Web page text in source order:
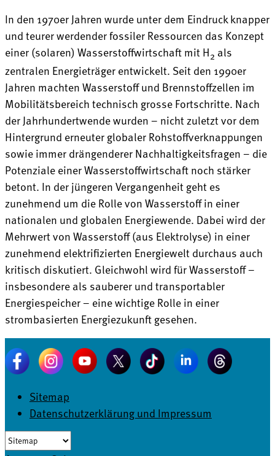
In den 1970er Jahren wurde unter dem Eindruck knapper
und teurer werdender fossiler Ressourcen das Konzept
einer (solaren) Wasserstoffwirtschaft mit H2 als
zentralen Energieträger entwickelt. Seit den 1990er
Jahren machten Wasserstoff und Brennstoffzellen im
Mobilitätsbereich technisch grosse Fortschritte. Nach
der Jahrhundertwende wurden – nicht zuletzt vor dem
Hintergrund erneuter globaler Rohstoffverknappungen
sowie immer drängenderer Nachhaltigkeitsfragen – die
Potenziale einer Wasserstoffwirtschaft noch stärker
betont. In der jüngeren Vergangenheit geht es
zunehmend um die Rolle von Wasserstoff in einer
nationalen und globalen Energiewende. Dabei wird der
Mehrwert von Wasserstoff (aus Elektrolyse) in einer
zunehmend elektrifizierten Energiewelt durchaus auch
kritisch diskutiert. Gleichwohl wird für Wasserstoff –
insbesondere als sauberer und transportabler
Energiespeicher – eine wichtige Rolle in einer
strombasierten Energiezukunft gesehen.
Sitemap
Datenschutzerklärung und Impressum